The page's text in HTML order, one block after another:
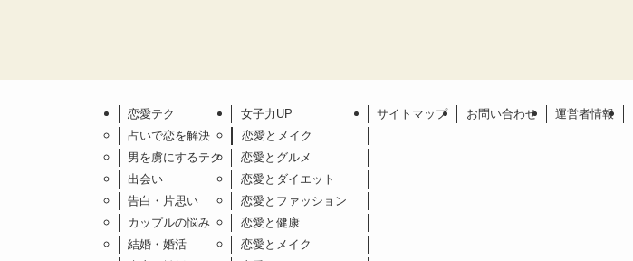
恋愛テク
占いで恋を解決
男を虜にするテク
出会い
告白・片思い
カップルの悩み
結婚・婚活
女子力UP
恋愛とメイク
恋愛とグルメ
恋愛とダイエット
恋愛とファッション
恋愛と健康
恋愛とメイク
サイトマップ お問い合わせ 運営者情報